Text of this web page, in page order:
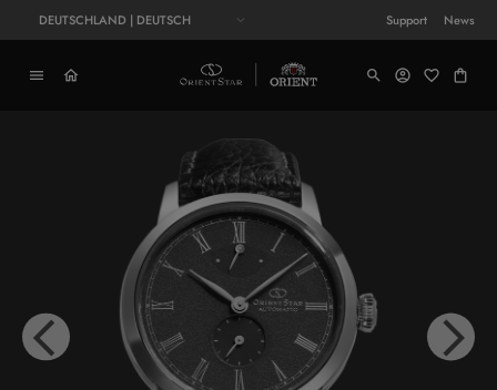
DEUTSCHLAND | DEUTSCH Support News